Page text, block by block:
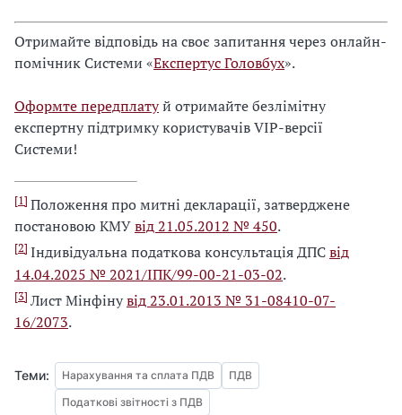
Отримайте відповідь на своє запитання через онлайн-
помічник Системи «Експертус Головбух».
Оформте передплатуй отримайте безлімітну
експертну підтримку користувачів VIP-версії
Системи!
[1] Положення про митні декларації, затверджене
постановою КМУвід 21.05.2012 № 450.
[2] Індивідуальна податкова консультація ДПСвід
14.04.2025 № 2021/ІПК/99-00-21-03-02.
[3] Лист Мінфінувід 23.01.2013 № 31-08410-07-
16/2073.
Теми: Нарахування та сплата ПДВ
ПДВ
Податкові звітності з ПДВ